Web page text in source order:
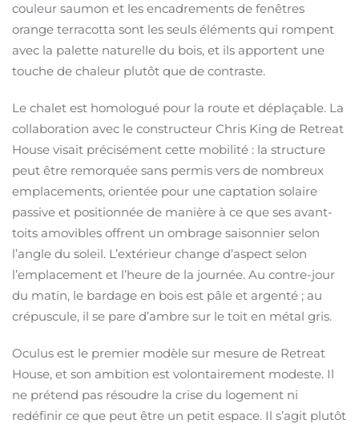
couleur saumon et les encadrements de fenêtres
orange terracotta sont les seuls éléments qui rompent
avec la palette naturelle du bois, et ils apportent une
touche de chaleur plutôt que de contraste.
Le chalet est homologué pour la route et déplaçable. La
collaboration avec le constructeur Chris King de Retreat
House visait précisément cette mobilité : la structure
peut être remorquée sans permis vers de nombreux
emplacements, orientée pour une captation solaire
passive et positionnée de manière à ce que ses avant-
toits amovibles offrent un ombrage saisonnier selon
l’angle du soleil. L’extérieur change d’aspect selon
l’emplacement et l’heure de la journée. Au contre-jour
du matin, le bardage en bois est pâle et argenté ; au
crépuscule, il se pare d’ambre sur le toit en métal gris.
Oculus est le premier modèle sur mesure de Retreat
House, et son ambition est volontairement modeste. Il
ne prétend pas résoudre la crise du logement ni
redéfinir ce que peut être un petit espace. Il s’agit plutôt